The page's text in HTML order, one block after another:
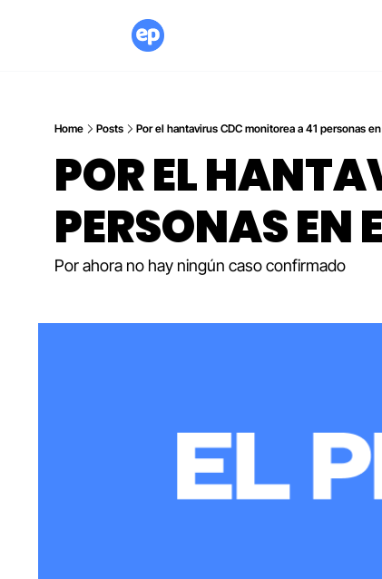
Home Posts Por el hantavirus CDC monitorea a 41 personas en
POR EL
PERSONAS EN
Por ahora no hay ningún caso confirmado